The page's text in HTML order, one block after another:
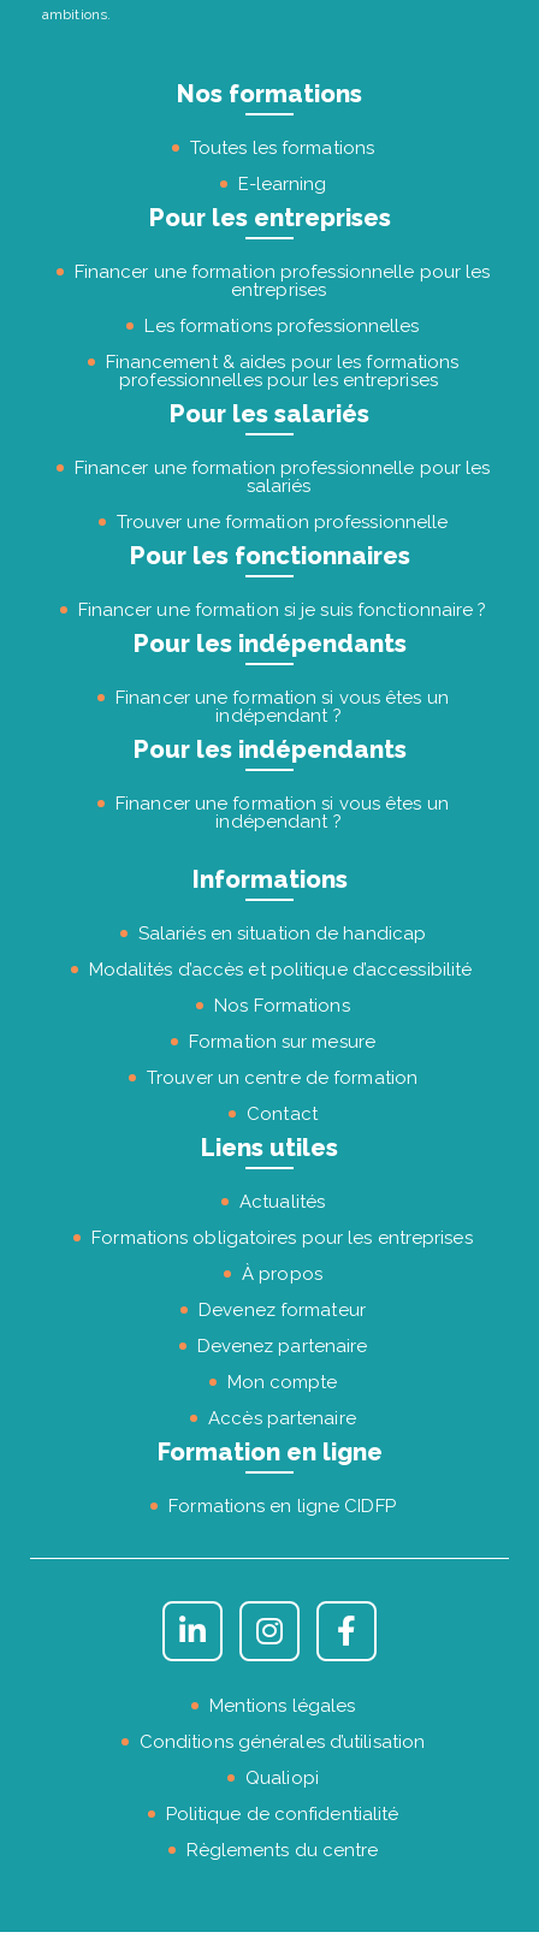
ambitions.
Nos formations
Toutes les formations
E-learning
Pour les entreprises
Financer une formation professionnelle pour les
entreprises
Les formations professionnelles
Financement & aides pour les formations
professionnelles pour les entreprises
Pour les salariés
Financer une formation professionnelle pour les
salariés
Trouver une formation professionnelle
Pour les fonctionnaires
Financer une formation si je suis fonctionnaire ?
Pour les indépendants
Financer une formation si vous êtes un
indépendant ?
Pour les indépendants
Financer une formation si vous êtes un
indépendant ?
Informations
Salariés en situation de handicap
Modalités d’accès et politique d’accessibilité
Nos Formations
Formation sur mesure
Trouver un centre de formation
Contact
Liens utiles
Actualités
Formations obligatoires pour les entreprises
À propos
Devenez formateur
Devenez partenaire
Mon compte
Accès partenaire
Formation en ligne
Formations en ligne CIDFP
Mentions légales
Conditions générales d’utilisation
Qualiopi
Politique de confidentialité
Règlements du centre